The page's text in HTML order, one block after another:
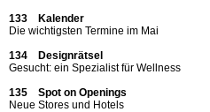
133 Kalender
Die wichtigsten Termine im Mai
134 Designrätsel
Gesucht: ein Spezialist für Wellness
135 Spot on Openings
Neue Stores und Hotels